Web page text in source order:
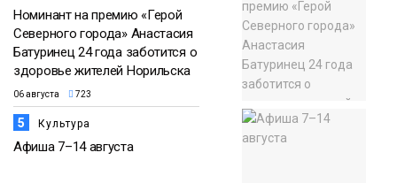
Номинант на премию «Герой
Северного города» Анастасия
Батуринец 24 года заботится о
здоровье жителей Норильска
06 августа 723
5 Культура
Афиша 7–14 августа